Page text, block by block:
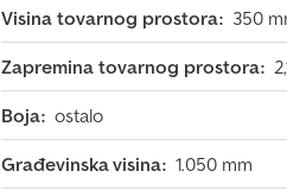
Visina tovarnog prostora: 350
Zapremina tovarnog prostora:
Boja: ostalo
Građevinska visina: 1.050 mm